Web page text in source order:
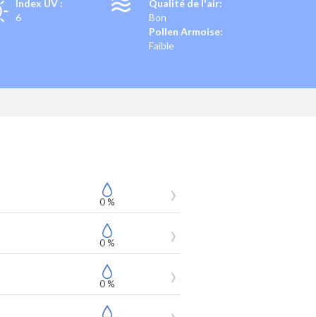
Index UV :
6
Qualité de l'air:
Bon
Pollen Armoise:
Faible
0 %
0 %
0 %